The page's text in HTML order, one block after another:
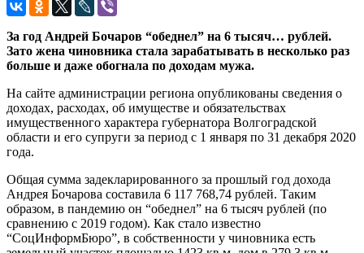
За год Андрей Бочаров “обеднел” на 6 тысяч… рублей.
Зато жена чиновника стала зарабатывать в несколько раз
больше и даже обогнала по доходам мужа.
На сайте администрации региона опубликованы сведения о
доходах, расходах, об имуществе и обязательствах
имущественного характера губернатора Волгоградской
области и его супруги за период с 1 января по 31 декабря 2020
года.
Общая сумма задекларированного за прошлый год дохода
Андрея Бочарова составила 6 117 768,74 рублей. Таким
образом, в пандемию он “обеднел” на 6 тысяч рублей (по
сравнению с 2019 годом). Как стало известно
“СоцИнформБюро”, в собственности у чиновника есть